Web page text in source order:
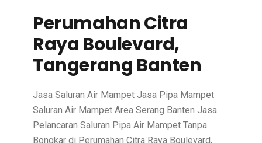
Perumahan Citra
Raya Boulevard,
Tangerang Banten
Jasa Saluran Air Mampet Jasa Pipa Mampet
Saluran Air Mampet Area Serang Banten Jasa
Pelancaran Saluran Pipa Air Mampet Tanpa
Bongkar di Perumahan Citra Raya Boulevard,